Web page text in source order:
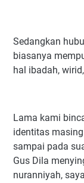
Sedangkan
biasanya
hal ibadah,
Lama kami
identitas
sampai pada
Gus Dila
nuranniyah,